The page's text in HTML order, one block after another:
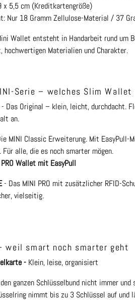
x 5,5 cm (Kreditkartengröße)
Nur 18 Gramm Zellulose-Material / 37
Wallet entsteht in Handarbeit rund um
Materialien und Charakter.
Serie – welches Slim
Das Original – klein, leicht, durchdacht.
an.
MINI Classic Erweiterung. Mit EasyPull-
alle, die es noch smarter mögen.
Wallet mit EasyPull
- Das MINI PRO mit zusätzlicher RFID-
vielseitig.
weil smart noch smarter geht
- Klein, leise, organisiert
ganzen Schlüsselbund nicht immer
nimmt bis zu 3 Schlüssel auf